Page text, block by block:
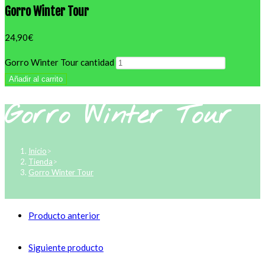
Gorro Winter Tour
24,90€
Gorro Winter Tour cantidad
Añadir al carrito
Gorro Winter Tour
Inicio>
Tienda>
Gorro Winter Tour
Producto anterior
Siguiente producto